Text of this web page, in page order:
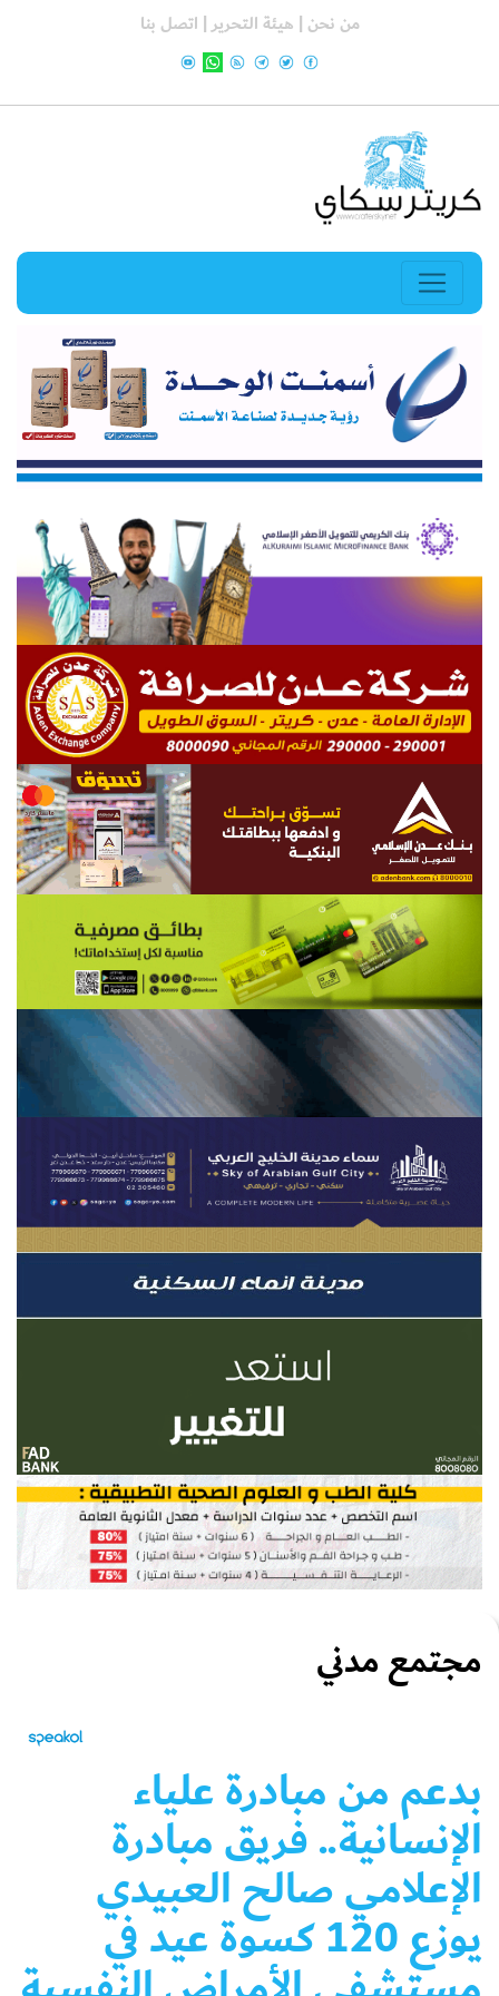
من نحن | هيئة التحرير | اتصل بنا
مجتمع مدني
بدعم من مبادرة علياء
الإنسانية.. فريق مبادرة
الإعلامي صالح العبيدي
يوزع 120 كسوة عيد في